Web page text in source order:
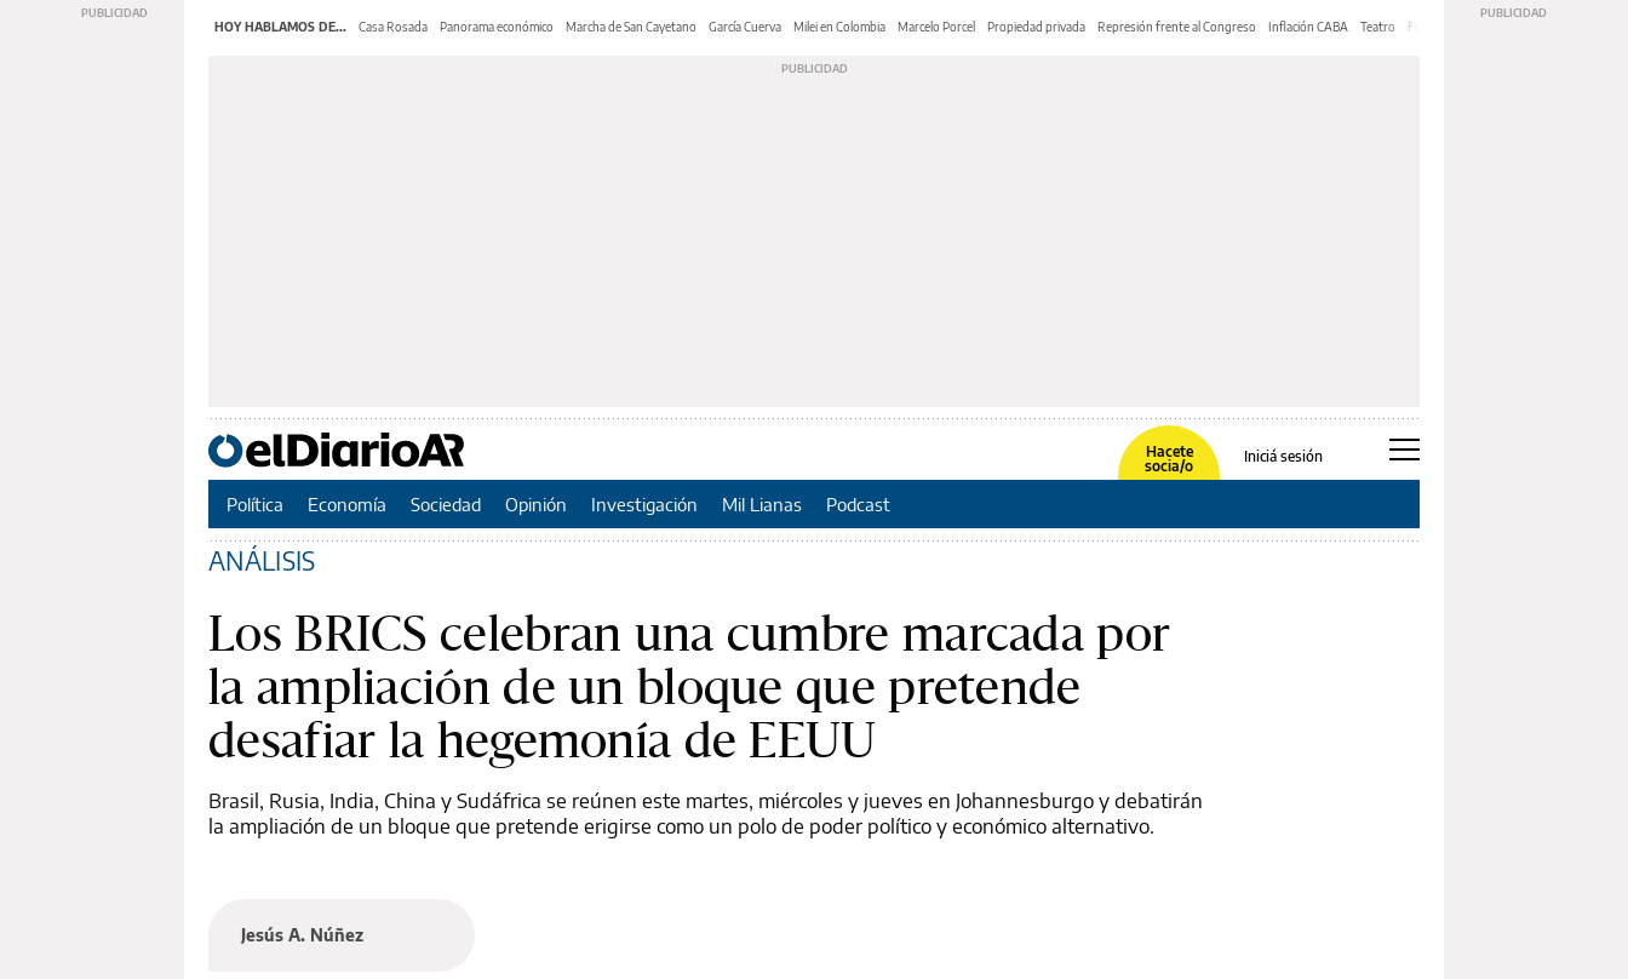
HOY HABLAMOS DE... Casa Rosada Panorama económico Marcha de San Cayetano García Cuerva Milei en Colombia Marcelo Porcel Propiedad privada Represión frente al Congreso Inflación CABA Teatro Feria de Editores
Hacete
socia/o
Iniciá sesión
Política Economía Sociedad Opinión Investigación Mil Lianas Podcast
ANÁLISIS
Los BRICS celebran una cumbre marcada por
la ampliación de un bloque que pretende
desafiar la hegemonía de EEUU
Brasil, Rusia, India, China y Sudáfrica se reúnen este martes, miércoles y jueves en Johannesburgo y debatirán
la ampliación de un bloque que pretende erigirse como un polo de poder político y económico alternativo.
Jesús A. Núñez